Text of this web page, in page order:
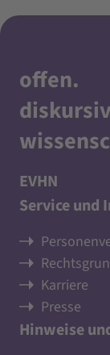
offen.
diskursiv
EVHN
Service und
Karriere
Presse
Hinweise